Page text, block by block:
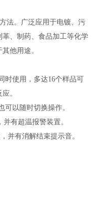
法。 广泛应用于电镀、污
、制药、食品加工等化学
他用途。
时使用，多达16个样品可
。
可以随时切换操作。
有超温报警装置。
并有消解结束提示音。